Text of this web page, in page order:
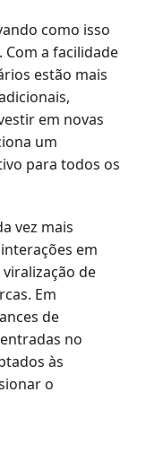
como isso
Com a facilidade
estão mais
em novas
um
para todos os
vez mais
em
de
Em
de
no
às
o